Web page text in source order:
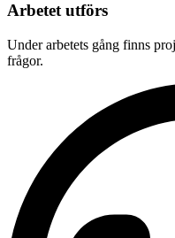
Arbetet utförs
Under arbetets gång finns
frågor.